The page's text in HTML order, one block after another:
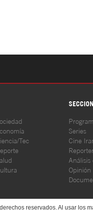
Tec
Series
Cine
Análisis
Opinión
reservados. Al usar los